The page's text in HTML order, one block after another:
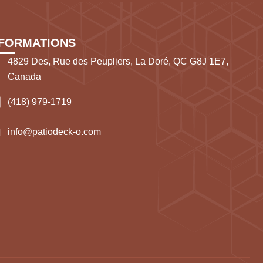
4829 Des, Rue des Peupliers, La Doré, QC G8J 1E7,
Canada
(418) 979-1719
info@patiodeck-o.com